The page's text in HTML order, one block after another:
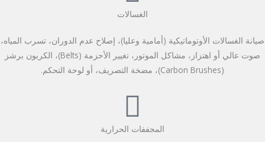
الغسالات
صيانة الغسالات الأوتوماتيكية (أمامية وعليا)، إصلاح عدم الدوران، تسرب المياه،
صوت عالي أو اهتزاز، مشاكل الموتور، تغيير الأحزمة (Belts)، الكربون برشز
(Carbon Brushes)، مضخة التصريف، أو لوحة التحكم.
المجففات الحرارية